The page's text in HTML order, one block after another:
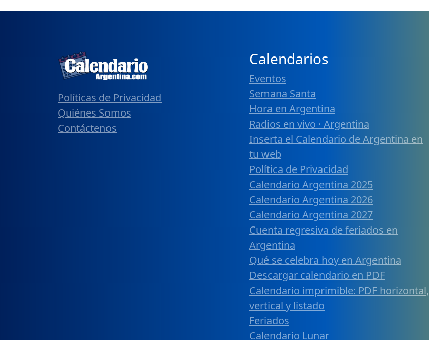
Políticas de Privacidad
Quiénes Somos
Contáctenos
Calendarios
Eventos
Semana Santa
Hora en Argentina
Radios en vivo · Argentina
Inserta el Calendario de Argentina en
tu web
Política de Privacidad
Calendario Argentina 2025
Calendario Argentina 2026
Calendario Argentina 2027
Cuenta regresiva de feriados en
Argentina
Qué se celebra hoy en Argentina
Descargar calendario en PDF
Calendario imprimible: PDF horizontal,
vertical y listado
Feriados
Calendario Lunar